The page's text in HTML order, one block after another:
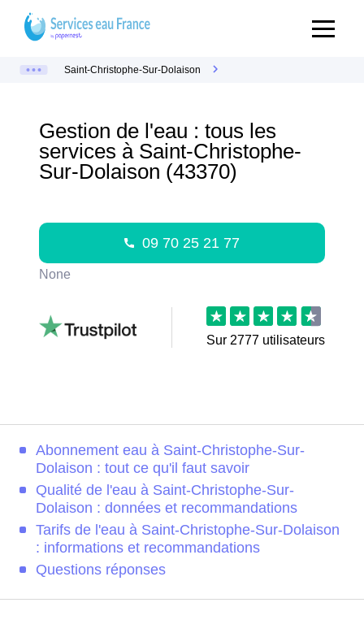
Saint-Christophe-Sur-Dolaison
Gestion de l'eau : tous les
services à Saint-Christophe-
Sur-Dolaison (43370)
09 70 25 21 77
None
Sur 2777 utilisateurs
Abonnement eau à Saint-Christophe-Sur-
Dolaison : tout ce qu'il faut savoir
Qualité de l'eau à Saint-Christophe-Sur-
Dolaison : données et recommandations
Tarifs de l'eau à Saint-Christophe-Sur-Dolaison
: informations et recommandations
Questions réponses